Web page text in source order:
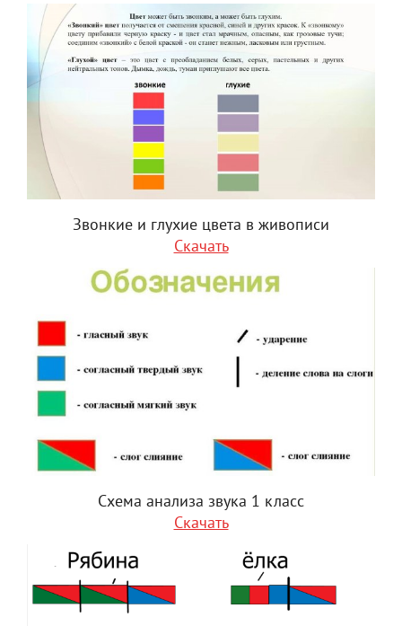
Звонкие и глухие цвета в живописи
Скачать
Схема анализа звука 1 класс
Скачать